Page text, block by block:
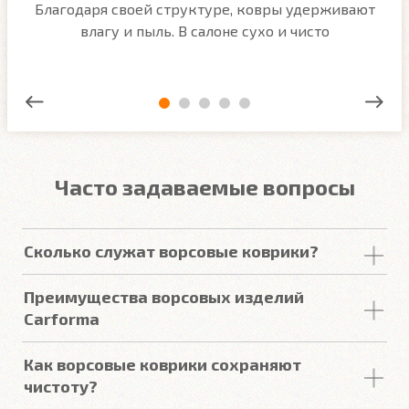
Благодаря своей структуре, ковры удерживают
влагу и пыль. В салоне сухо и чисто
Часто задаваемые вопросы
Сколько служат ворсовые коврики?
составляет от 2 до 5лет. У некоторых наших
клиентовони прослужили более 10
увеличивающие срокслужбы.
Преимущества ворсовых изделий
Carforma
получить такие качества как:
Как ворсовые коврики сохраняют
чистоту?